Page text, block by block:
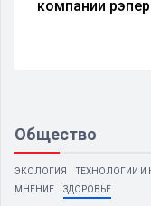
компании
Общество
ЭКОЛОГИЯ ТЕХНОЛОГИИ И
МНЕНИЕ
ЗДОРОВЬЕ